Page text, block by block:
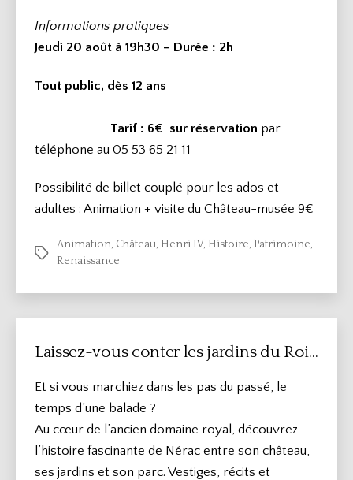
Informations pratiques
Jeudi 20 août à 19h30 – Durée : 2h
Tout public, dès 12 ans
Tarif : 6€ sur réservation par
téléphone au 05 53 65 21 11
Possibilité de billet couplé pour les ados et
adultes : Animation + visite du Château-musée 9€
Étiquettes
Animation, Château, Henri IV, Histoire, Patrimoine,
Renaissance
Laissez-vous conter les jardins du Roi…
Et si vous marchiez dans les pas du passé, le
temps d’une balade ?
Au cœur de l’ancien domaine royal, découvrez
l’histoire fascinante de Nérac entre son château,
ses jardins et son parc. Vestiges, récits et